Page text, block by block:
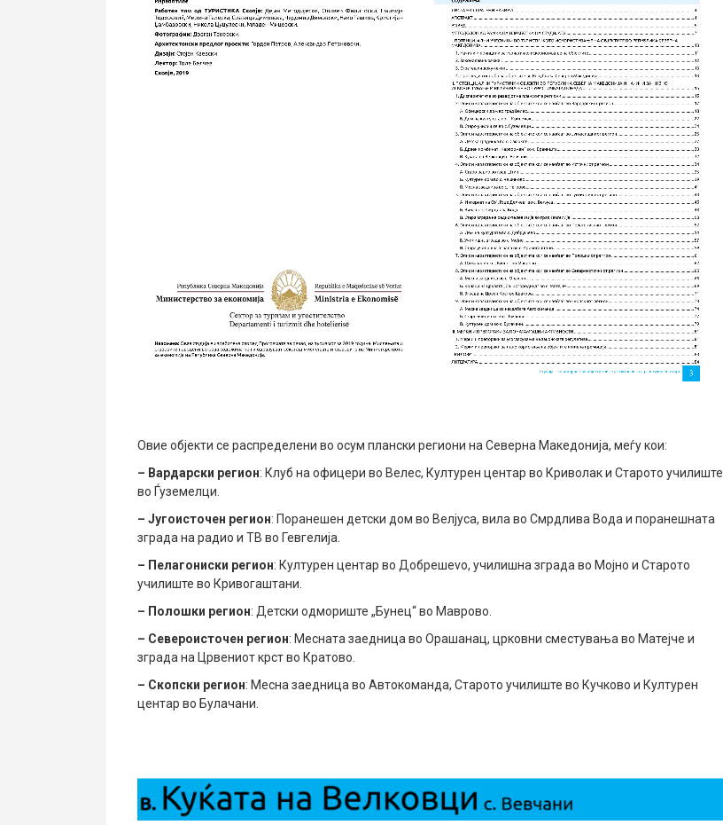
Овие објекти се распределени во осум плански региони на Северна Македонија, меѓу кои:
– Вардарски регион: Клуб на офицери во Велес, Културен центар во Криволак и Старото училиште
во Ѓуземелци.
– Југоисточен регион: Поранешен детски дом во Велјуса, вила во Смрдлива Вода и поранешната
зграда на радио и ТВ во Гевгелија.
– Пелагониски регион: Културен центар во Добрешеvo, училишна зграда во Мојно и Старото
училиште во Кривогаштани.
– Полошки регион: Детски одмориште „Бунец“ во Маврово.
– Североисточен регион: Месната заедница во Орашанац, црковни сместувања во Матејче и
зграда на Црвениот крст во Кратово.
– Скопски регион: Месна заедница во Автокоманда, Старото училиште во Кучково и Културен
центар во Булачани.